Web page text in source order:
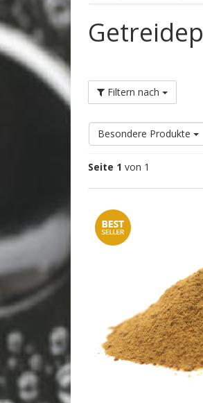
Filtern nach
Besondere Produkte
Seite 1 von 1